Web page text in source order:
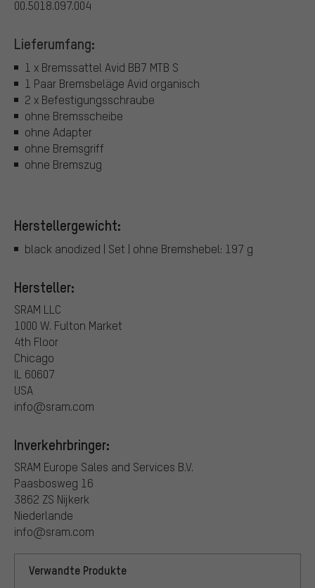
00.5018.097.004
Lieferumfang:
1 x Bremssattel Avid BB7 MTB S
1 Paar Bremsbeläge Avid organisch
2 x Befestigungsschraube
ohne Bremsscheibe
ohne Adapter
ohne Bremsgriff
ohne Bremszug
Herstellergewicht:
black anodized | Set | ohne Bremshebel: 197 g
Hersteller:
SRAM LLC
1000 W. Fulton Market
4th Floor
Chicago
IL 60607
USA
info@sram.com
Inverkehrbringer:
SRAM Europe Sales and Services B.V.
Paasbosweg 16
3862 ZS Nijkerk
Niederlande
info@sram.com
Verwandte Produkte